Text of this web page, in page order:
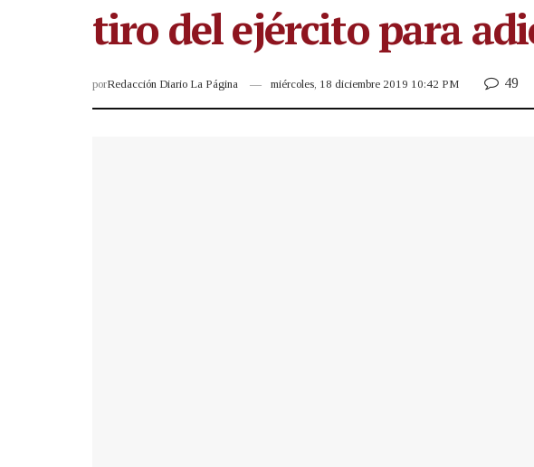
tiro del ejército para
porRedacción Diario La Página miércoles, 18 diciembre 2019 10:42 PM 49